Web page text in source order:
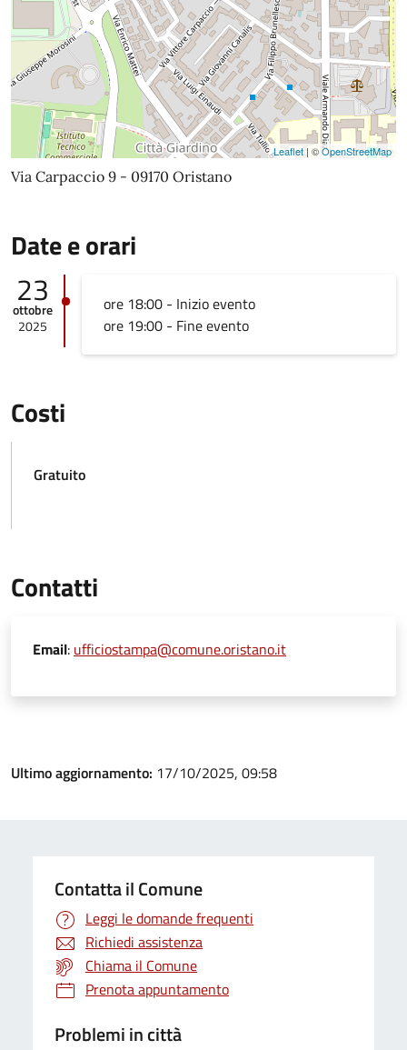
Leaflet | ©OpenStreetMap
Via Carpaccio 9 - 09170 Oristano
Date e orari
23
ottobre
2025
ore 18:00 - Inizio evento
ore 19:00 - Fine evento
Costi
Gratuito
Contatti
Email: ufficiostampa@comune.oristano.it
Ultimo aggiornamento: 17/10/2025, 09:58
Contatta il Comune
Leggi le domande frequenti
Richiedi assistenza
Chiama il Comune
Prenota appuntamento
Problemi in città